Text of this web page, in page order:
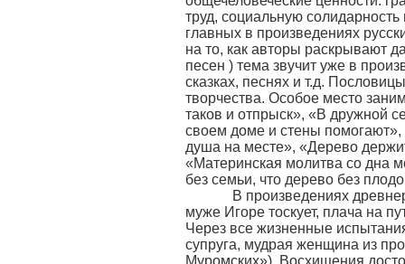
труд, социальную
главных в произведениях
на то, как авторы раскрывают
песен ) тема звучит уже в
сказках, песнях и т.д.
творчества. Особое место
таков и отпрыск», «В дружной
своем доме и стены помогают»,
душа на месте», «Дерево
«Материнская молитва со дна
без семьи, что дерево без
В произведениях
муже Игоре тоскует, плача на
Через все жизненные
супруга, мудрая женщина из
Муромских»). Восхищения